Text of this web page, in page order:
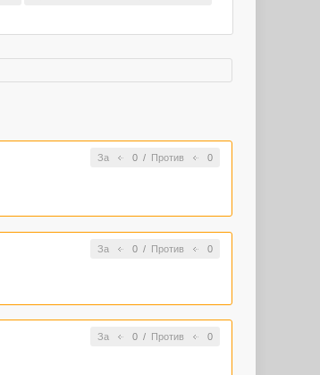
За 0/ Против 0
За 0/ Против 0
За 0/ Против 0